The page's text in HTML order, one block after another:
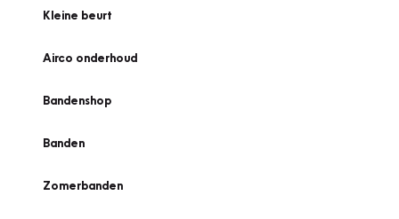
Kleine beurt
Airco onderhoud
Bandenshop
Banden
Zomerbanden